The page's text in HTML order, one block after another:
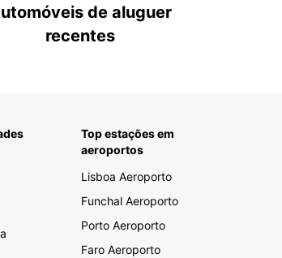
de aluguer
recentes
Top estações em
aeroportos
Lisboa Aeroporto
Funchal Aeroporto
Porto Aeroporto
Faro Aeroporto